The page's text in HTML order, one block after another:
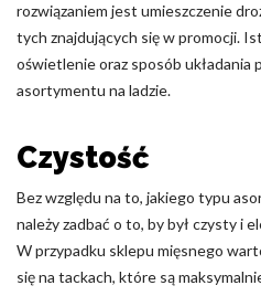
rozwiązaniem jest umieszczenie
tych znajdujących się w promocji.
oświetlenie oraz sposób układania
asortymentu na ladzie.
Czystość
Bez względu na to, jakiego typu
należy zadbać o to, by był czysty i
W przypadku sklepu mięsnego
się na tackach, które są